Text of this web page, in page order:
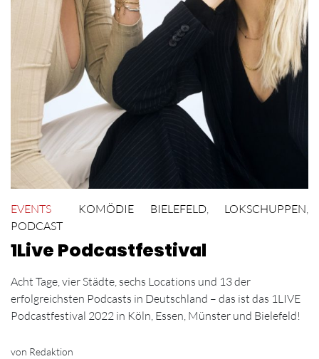
EVENTS KOMÖDIE BIELEFELD, LOKSCHUPPEN,
PODCAST
1Live Podcastfestival
Acht Tage, vier Städte, sechs Locations und 13 der
erfolgreichsten Podcasts in Deutschland – das ist das 1LIVE
Podcastfestival 2022 in Köln, Essen, Münster und Bielefeld!
von Redaktion